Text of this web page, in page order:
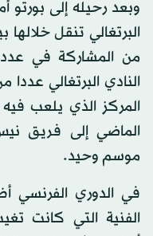
وبعد رحيله إلى
البرتغالي تنقل
من المشاركة في
النادي البرتغالي
المركز الذي يلعب
الماضي إلى فريق
موسم وحيد.
في الدوري الفرنسي
الفنية التي كانت